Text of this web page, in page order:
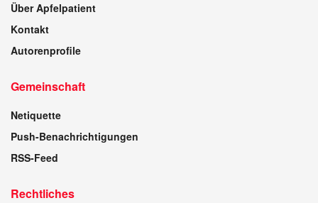
Über Apfelpatient
Kontakt
Autorenprofile
Gemeinschaft
Netiquette
Push-Benachrichtigungen
RSS-Feed
Rechtliches